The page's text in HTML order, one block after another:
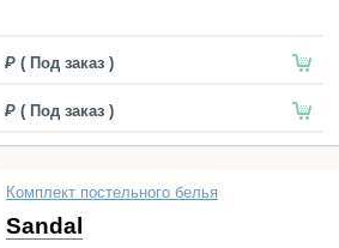
( Под заказ )
( Под заказ )
Комплект постельного белья
Sandal